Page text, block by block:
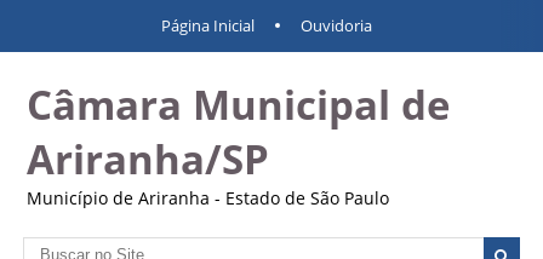
Página Inicial Ouvidoria
Câmara Municipal de
Ariranha/SP
Município de Ariranha - Estado de São Paulo
Busca